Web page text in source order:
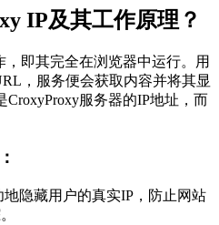
IP及其工作原理？
，即其完全在浏览器中运行。用
，服务便会获取内容并将其显
服务器的IP地址，而
地隐藏用户的真实IP，防止网站